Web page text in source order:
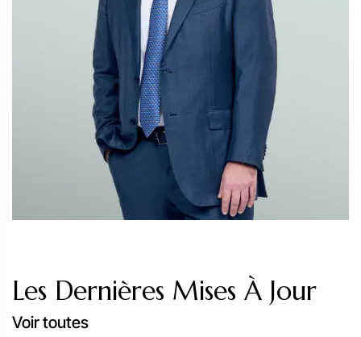
clients intervenants en amont, à un niveau intermédiaire et
en aval du secteur dans le cadre de dossiers
particulièrement complexes aux États-Unis, en Europe et
dans divers places d'arbitrage à travers le monde. Notre
expérience s'étend également aux litiges impliquant des
entreprises publiques du secteur de l'énergie.
Notre équipe d'arbitrage a de nombreuses années
d'expérience en matière de litiges de grande envergure
liés à la réalisation de projets pétroliers et gaziers offshore.
Nous avons représenté des propriétaires promoteurs,
entrepreneurs professionnels du design et autres acteurs
Arbitrage des litiges dans le domaine de la propriété
intellectuelle et des technologies
Notre équipe Propriété intellectuelle protège les intérêts de
Les Dernières Mises À Jour
Voir toutes